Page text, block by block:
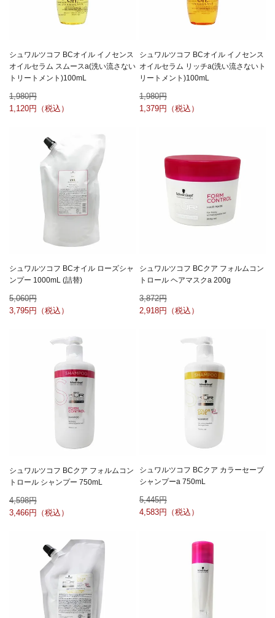
シュワルツコフ BCオイル イノセンス
オイルセラム スムースa(洗い流さない
トリートメント)100mL
1,980
1,120
シュワルツコフ BCオイル イノセンス
オイルセラム リッチa(洗い流さないト
リートメント)100mL
1,980
1,379
シュワルツコフ BCオイル ローズシャ
ンプー 1000mL (詰替)
5,060
3,795
シュワルツコフ BCクア フォルムコン
トロール ヘアマスクa 200g
3,872
2,918
シュワルツコフ BCクア フォルムコン
トロール シャンプー 750mL
4,598
3,466
シュワルツコフ BCクア カラーセーブ
シャンプーa 750mL
5,445
4,583